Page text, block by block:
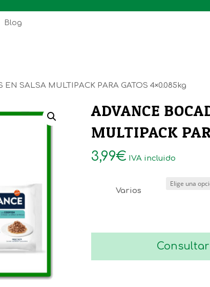
Blog
SALSA MULTIPACK PARA GATOS 4×0.085kg
ADVANCE
MULTIPACK
3,99€ IVA incluido
Varios